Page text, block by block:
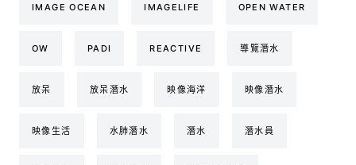
IMAGE OCEAN IMAGELIFE OPEN WATER
OW PADI REACTIVE 導覽潛水
放呆 放呆潛水 映像海洋 映像潛水
映像生活 水肺潛水 潛水 潛水員